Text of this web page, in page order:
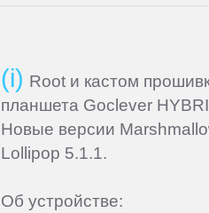
Root и кастом
планшета Goclever
Новые версии
Lollipop 5.1.1.
Об устройстве: